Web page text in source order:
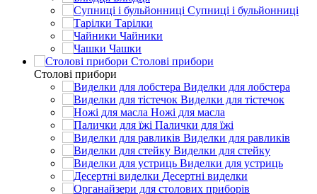
Супниці і бульйонниці
Тарілки
Чайники
Чашки
Столові прибори
Столові прибори
Виделки для лобстера
Виделки для тістечок
Ножі для масла
Палички для їжі
Виделки для равликів
Виделки для стейку
Виделки для устриць
Десертні виделки